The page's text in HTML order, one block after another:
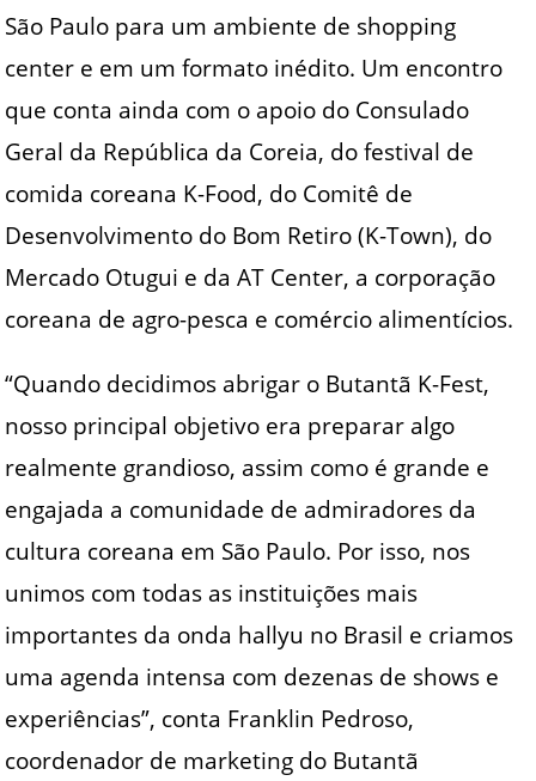
São Paulo para um ambiente de shopping
center e em um formato inédito. Um encontro
que conta ainda com o apoio do Consulado
Geral da República da Coreia, do festival de
comida coreana K-Food, do Comitê de
Desenvolvimento do Bom Retiro (K-Town), do
Mercado Otugui e da AT Center, a corporação
coreana de agro-pesca e comércio alimentícios.
“Quando decidimos abrigar o Butantã K-Fest,
nosso principal objetivo era preparar algo
realmente grandioso, assim como é grande e
engajada a comunidade de admiradores da
cultura coreana em São Paulo. Por isso, nos
unimos com todas as instituições mais
importantes da onda hallyu no Brasil e criamos
uma agenda intensa com dezenas de shows e
experiências”, conta Franklin Pedroso,
coordenador de marketing do Butantã